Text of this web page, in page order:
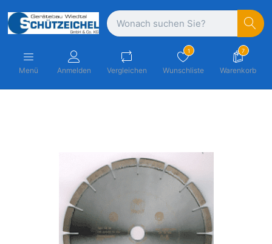
Menü Anmelden Vergleichen
1
Wunschliste
7
Warenkorb